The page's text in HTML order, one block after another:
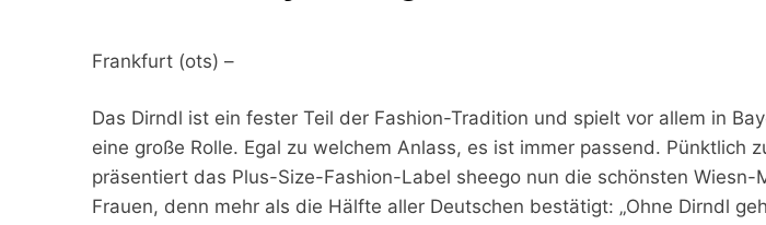
Frankfurt (ots) –
Das Dirndl ist ein fester Teil der Fashion-Tradition und spielt vor allem in
eine große Rolle. Egal zu welchem Anlass, es ist immer passend. Pünktlich
präsentiert das Plus-Size-Fashion-Label sheego nun die schönsten Wiesn-
Frauen, denn mehr als die Hälfte aller Deutschen bestätigt: „Ohne Dirndl